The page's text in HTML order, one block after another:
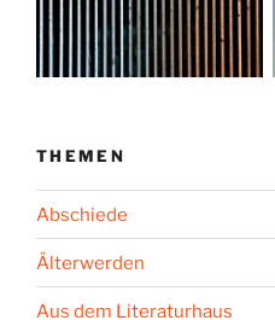
THEMEN
Abschiede
Älterwerden
Aus dem Literaturhaus